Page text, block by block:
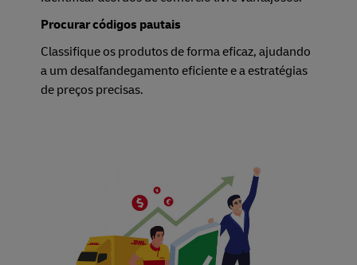
Procurar códigos pautais
Classifique os produtos de forma eficaz, ajudando
a um desalfandegamento eficiente e a estratégias
de preços precisas.